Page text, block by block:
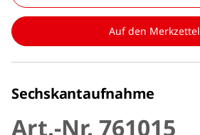
Auf den Merkzettel
Sechskantaufnahme
Art.-Nr. 761015